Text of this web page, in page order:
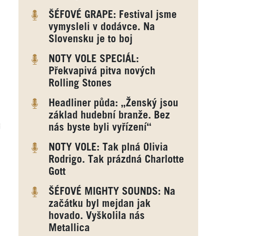
ŠÉFOVÉ GRAPE: Festival jsme
vymysleli v dodávce. Na
Slovensku je to boj
NOTY VOLE SPECIÁL:
Překvapivá pitva nových
Rolling Stones
Headliner půda: „Ženský jsou
základ hudební branže. Bez
nás byste byli vyřízení“
NOTY VOLE: Tak plná Olivia
Rodrigo. Tak prázdná Charlotte
Gott
ŠÉFOVÉ MIGHTY SOUNDS: Na
začátku byl mejdan jak
hovado. Vyškolila nás
Metallica